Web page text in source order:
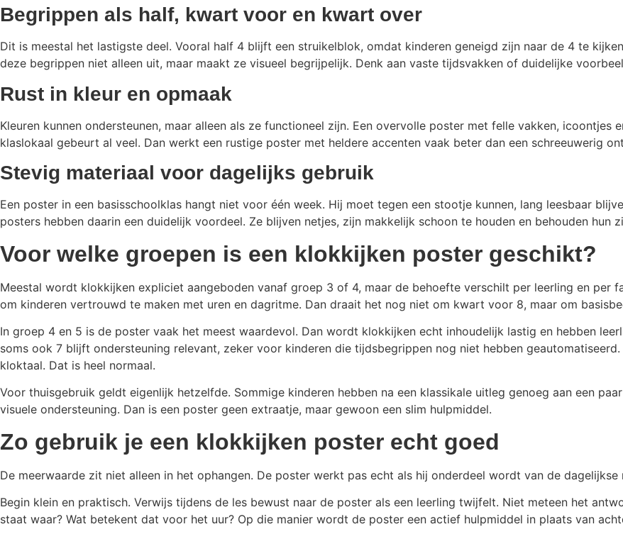
Begrippen als half, kwart voor en kwart over
Dit is meestal het lastigste deel. Vooral half 4 blijft een struikelblok, omdat kinderen geneigd zijn naar de 4 te
deze begrippen niet alleen uit, maar maakt ze visueel begrijpelijk. Denk aan vaste tijdsvakken of duidelijke
Rust in kleur en opmaak
Kleuren kunnen ondersteunen, maar alleen als ze functioneel zijn. Een overvolle poster met felle vakken, icoontjes
klaslokaal gebeurt al veel. Dan werkt een rustige poster met heldere accenten vaak beter dan een schreeuwerig
Stevig materiaal voor dagelijks gebruik
Een poster in een basisschoolklas hangt niet voor één week. Hij moet tegen een stootje kunnen, lang leesbaar
posters hebben daarin een duidelijk voordeel. Ze blijven netjes, zijn makkelijk schoon te houden en behouden hun
Voor welke groepen is een klokkijken poster geschikt?
Meestal wordt klokkijken expliciet aangeboden vanaf groep 3 of 4, maar de behoefte verschilt per leerling en per
om kinderen vertrouwd te maken met uren en dagritme. Dan draait het nog niet om kwart voor 8, maar om
In groep 4 en 5 is de poster vaak het meest waardevol. Dan wordt klokkijken echt inhoudelijk lastig en hebben
soms ook 7 blijft ondersteuning relevant, zeker voor kinderen die tijdsbegrippen nog niet hebben
kloktaal. Dat is heel normaal.
Voor thuisgebruik geldt eigenlijk hetzelfde. Sommige kinderen hebben na een klassikale uitleg genoeg aan een
visuele ondersteuning. Dan is een poster geen extraatje, maar gewoon een slim hulpmiddel.
Zo gebruik je een klokkijken poster echt goed
De meerwaarde zit niet alleen in het ophangen. De poster werkt pas echt als hij onderdeel wordt van de
Begin klein en praktisch. Verwijs tijdens de les bewust naar de poster als een leerling twijfelt. Niet meteen het
staat waar? Wat betekent dat voor het uur? Op die manier wordt de poster een actief hulpmiddel in plaats van